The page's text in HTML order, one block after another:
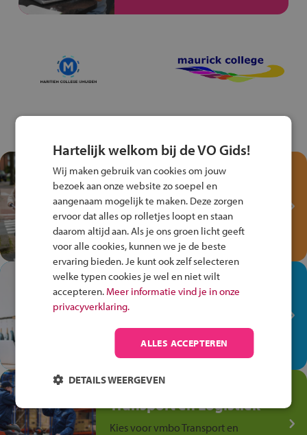
Test je kennis met het
Fiets Veilig
Verkeersspel!
Speel het Fiets Veilig Verkeersspel
en win een Cortina-fiets!
In de winkel ben je op je
plek!
op de winkelvloer, waar elke dag
anders is!
Jouw talent in de
Transport en Logistiek
Kies voor vmbo Transport en
Hartelijk welkom bij de VO Gids!
Wij maken gebruik van cookies om jouw
bezoek aan onze website zo soepel en
aangenaam mogelijk te maken. Deze zorgen
ervoor dat alles op rolletjes loopt en staan
daarom altijd aan. Als je ons groen licht geeft
voor alle cookies, kunnen we je de beste
ervaring bieden. Je kunt ook zelf selecteren
welke typen cookies je wel en niet wilt
accepteren. Meer informatie vind je in onze
privacyverklaring.
ALLES ACCEPTEREN
DETAILS WEERGEVEN